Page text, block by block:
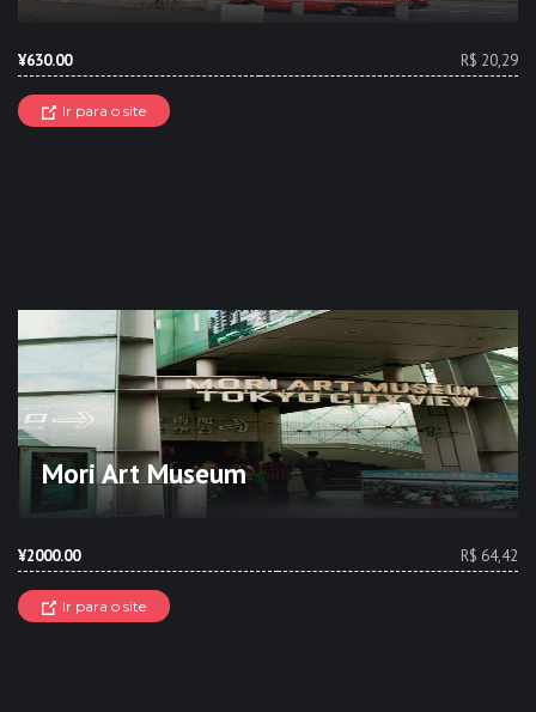
¥630.00 R$ 20,29
Ir para o site
Mori Art Museum
¥2000.00 R$ 64,42
Ir para o site